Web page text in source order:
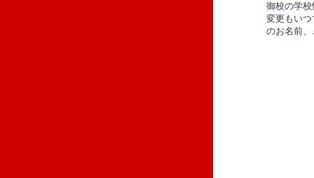
御校の学
変更もい
のお名前